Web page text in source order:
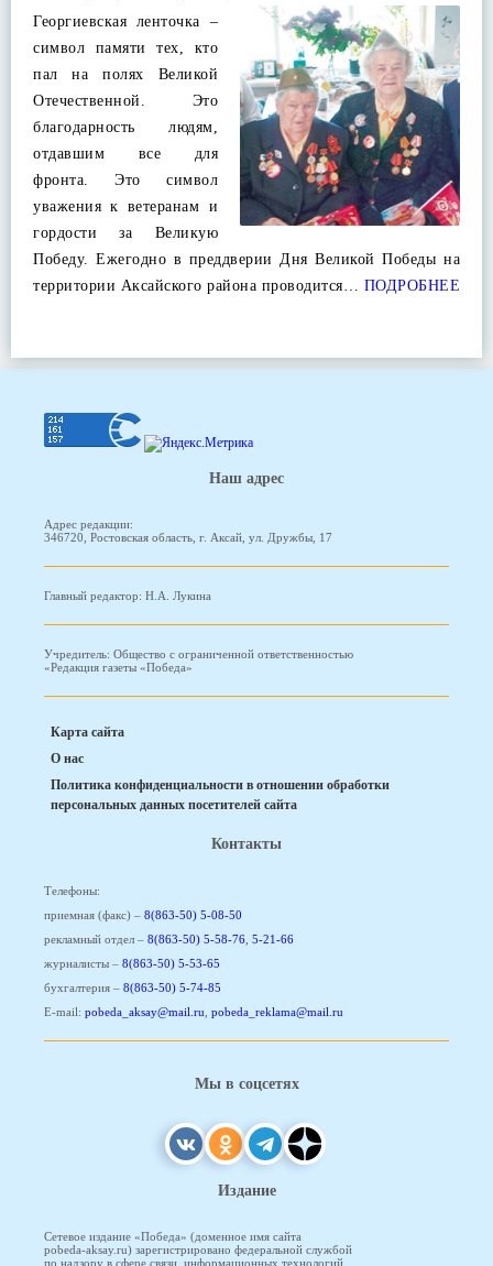
Георгиевская ленточка –
символ памяти тех, кто
пал на полях Великой
Отечественной. Это
благодарность людям,
отдавшим все для
фронта. Это символ
уважения к ветеранам и
гордости за Великую
Победу. Ежегодно в преддверии Дня Великой Победы на
территории Аксайского района проводится… ПОДРОБНЕЕ
Наш адрес
Адрес редакции:
346720, Ростовская область, г. Аксай, ул. Дружбы, 17
Главный редактор: Н.А. Лукина
Учредитель: Общество с ограниченной ответственностью
«Редакция газеты «Победа»
Карта сайта
О нас
Политика конфиденциальности в отношении обработки
персональных данных посетителей сайта
Контакты
Телефоны:
приемная (факс) – 8(863-50) 5-08-50
рекламный отдел – 8(863-50) 5-58-76 5-21-66
журналисты – 8(863-50) 5-53-65
бухгалтерия – 8(863-50) 5-74-85
E-mail: pobeda_aksay@mail.ru pobeda_reklama@mail.ru
Мы в соцсетях
Издание
Сетевое издание «Победа» (доменное имя сайта
pobeda-aksay.ru) зарегистрировано федеральной службой
по надзору в сфере связи, информационных технологий